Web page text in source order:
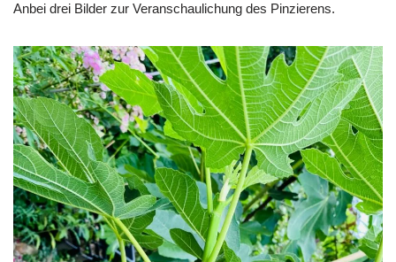
Anbei drei Bilder zur Veranschaulichung des Pinzierens.